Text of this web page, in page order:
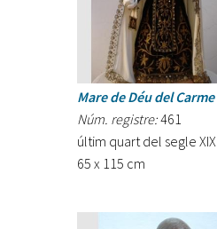
Mare de Déu del Carme
Núm. registre:461
últim quart del segle XIX
65 x 115 cm